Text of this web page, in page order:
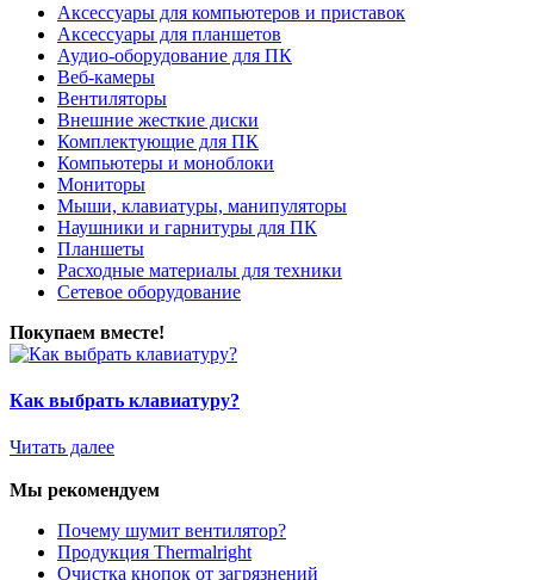
Аксессуары для компьютеров и приставок
Аксессуары для планшетов
Аудио-оборудование для ПК
Веб-камеры
Вентиляторы
Внешние жесткие диски
Комплектующие для ПК
Компьютеры и моноблоки
Мониторы
Мыши, клавиатуры, манипуляторы
Наушники и гарнитуры для ПК
Планшеты
Расходные материалы для техники
Сетевое оборудование
Покупаем вместе!
Как выбрать клавиатуру?
Читать далее
Мы рекомендуем
Почему шумит вентилятор?
Продукция Thermalright
Очистка кнопок от загрязнений